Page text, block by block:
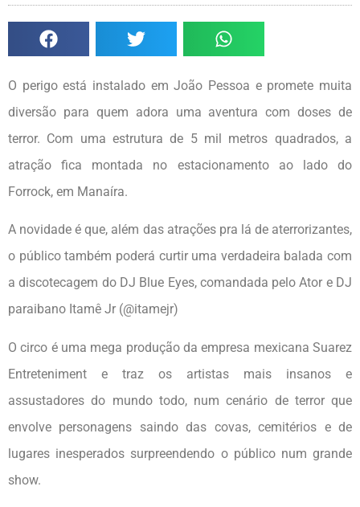
O perigo está instalado em João Pessoa e promete muita
diversão para quem adora uma aventura com doses de
terror. Com uma estrutura de 5 mil metros quadrados, a
atração fica montada no estacionamento ao lado do
Forrock, em Manaíra.
A novidade é que, além das atrações pra lá de aterrorizantes,
o público também poderá curtir uma verdadeira balada com
a discotecagem do DJ Blue Eyes, comandada pelo Ator e DJ
paraibano Itamê Jr (@itamejr)
O circo é uma mega produção da empresa mexicana Suarez
Entreteniment e traz os artistas mais insanos e
assustadores do mundo todo, num cenário de terror que
envolve personagens saindo das covas, cemitérios e de
lugares inesperados surpreendendo o público num grande
show.